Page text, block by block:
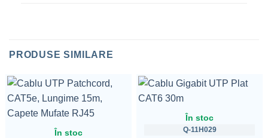
PRODUSE SIMILARE
În stoc
În stoc
Q-11H029